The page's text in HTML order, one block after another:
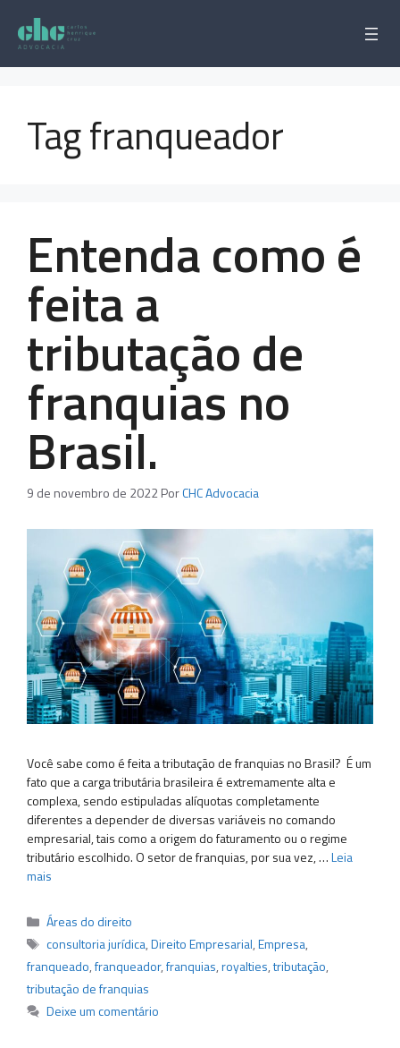
para
conteúdo
Tag franqueador
Entenda como é
feita a
tributação de
franquias no
Brasil.
9 de novembro de 2022PorCHC Advocacia
Você sabe como é feita a tributação de franquias no Brasil? É um
fato que a carga tributária brasileira é extremamente alta e
complexa, sendo estipuladas alíquotas completamente
diferentes a depender de diversas variáveis no comando
empresarial, tais como a origem do faturamento ou o regime
tributário escolhido. O setor de franquias, por sua vez, …Leia
mais
Categorias
Áreas do direito
Tags
consultoria jurídica,Direito Empresarial,Empresa,
franqueado,franqueador,franquias,royalties,tributação,
tributação de franquias
Deixe um comentário